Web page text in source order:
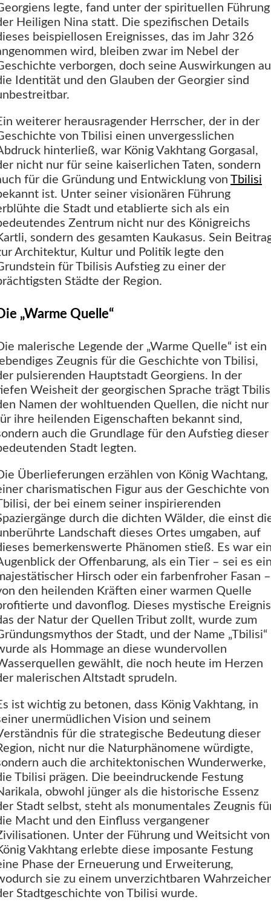
legte, fand unter der spirituellen Führung
Heiligen Nina statt. Die spezifischen Details
beispiellosen Ereignisses, das im Jahr 326
wird, bleiben zwar im Nebel der
verborgen, doch seine Auswirkungen
Identität und den Glauben der Georgier sind
weiterer herausragender Herrscher, der in der
von Tbilisi einen unvergesslichen
hinterließ, war König Vakhtang Gorgasal,
nicht nur für seine kaiserlichen Taten, sondern
für die Gründung und Entwicklung von Tbilisi
ist. Unter seiner visionären Führung
die Stadt und etablierte sich als ein
Zentrum nicht nur des Königreichs
sondern des gesamten Kaukasus. Sein
Architektur, Kultur und Politik legte den
für Tbilisis Aufstieg zu einer der
Städte der Region.
„Warme Quelle“
malerische Legende der „Warme Quelle“ ist ein
Zeugnis für die Geschichte von Tbilisi,
pulsierenden Hauptstadt Georgiens. In der
Weisheit der georgischen Sprache trägt
Namen der wohltuenden Quellen, die nicht nur
ihre heilenden Eigenschaften bekannt sind,
auch die Grundlage für den Aufstieg dieser
Stadt legten.
Überlieferungen erzählen von König Wachtang,
charismatischen Figur aus der Geschichte von
der bei einem seiner inspirierenden
durch die dichten Wälder, die einst
Landschaft dieses Ortes umgaben, auf
bemerkenswerte Phänomen stieß. Es war
der Offenbarung, als ein Tier – sei es
Hirsch oder ein farbenfroher Fasan –
den heilenden Kräften einer warmen Quelle
und davonflog. Dieses mystische
der Natur der Quellen Tribut zollt, wurde zum
der Stadt, und der Name „Tbilisi“
als Hommage an diese wundervollen
gewählt, die noch heute im Herzen
malerischen Altstadt sprudeln.
ist wichtig zu betonen, dass König Vakhtang, in
unermüdlichen Vision und seinem
für die strategische Bedeutung dieser
nicht nur die Naturphänomene würdigte,
auch die architektonischen Wunderwerke,
Tbilisi prägen. Die beeindruckende Festung
obwohl jünger als die historische Essenz
Stadt selbst, steht als monumentales Zeugnis
Macht und den Einfluss vergangener
Unter der Führung und Weitsicht von
Vakhtang erlebte diese imposante Festung
Phase der Erneuerung und Erweiterung,
sie zu einem unverzichtbaren
Stadtgeschichte von Tbilisi wurde.